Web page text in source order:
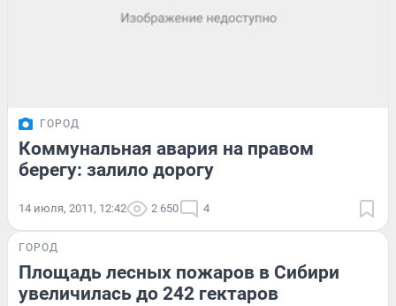
ГОРОД
Коммунальная авария на правом
берегу: залило дорогу
14 июля, 2011, 12:42 2 650 4
ГОРОД
Площадь лесных пожаров в Сибири
увеличилась до 242 гектаров